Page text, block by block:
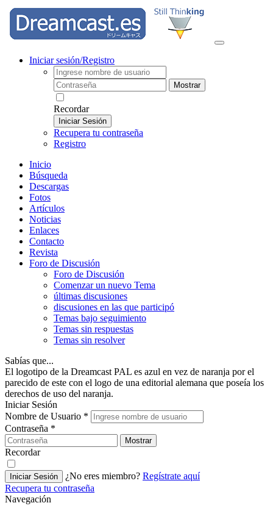
Iniciar sesión/Registro
Mostrar
Recordar
Iniciar Sesión
Recupera tu contraseña
Registro
Inicio
Búsqueda
Descargas
Fotos
Artículos
Noticias
Enlaces
Contacto
Revista
Foro de Discusión
Foro de Discusión
Comenzar un nuevo Tema
últimas discusiones
discusiones en las que participó
Temas bajo seguimiento
Temas sin respuestas
Temas sin resolver
Sabías que...
El logotipo de la Dreamcast PAL es azul en vez de naranja por el
parecido de este con el logo de una editorial alemana que poseía los
derechos de uso del naranja.
Iniciar Sesión
Nombre de Usuario *
Contraseña *
Mostrar
Recordar
Iniciar Sesión ¿No eres miembro? Regístrate aquí
Recupera tu contraseña
Navegación